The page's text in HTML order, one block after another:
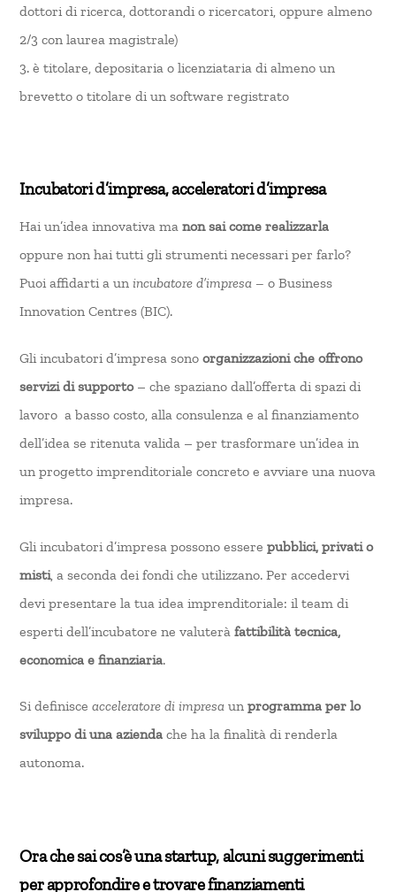
dottori di ricerca, dottorandi o ricercatori, oppure almeno
2/3 con laurea magistrale)
3. è titolare, depositaria o licenziataria di almeno un
brevetto o titolare di un software registrato
Incubatori d’impresa, acceleratori d’impresa
Hai un’idea innovativa manon sai come realizzarla
oppure non hai tutti gli strumenti necessari per farlo?
Puoi affidarti a unincubatore d’impresa –o Business
Innovation Centres (BIC).
Gli incubatori d’impresa sonoorganizzazioni che offrono
servizi di supporto– che spaziano dall’offerta di spazi di
lavoro a basso costo, alla consulenza e al finanziamento
dell’idea se ritenuta valida – per trasformare un’idea in
un progetto imprenditoriale concreto e avviare una nuova
impresa.
Gli incubatori d’impresa possono esserepubblici, privati o
misti, a seconda dei fondi che utilizzano. Per accedervi
devi presentare la tua idea imprenditoriale: il team di
esperti dell’incubatore ne valuteràfattibilità tecnica,
economica e finanziaria.
Si definisceacceleratore di impresa unprogramma per lo
sviluppo di una azienda che ha la finalità di renderla
autonoma.
Ora che sai cos’è una startup, alcuni suggerimenti
per approfondire e trovare finanziamenti